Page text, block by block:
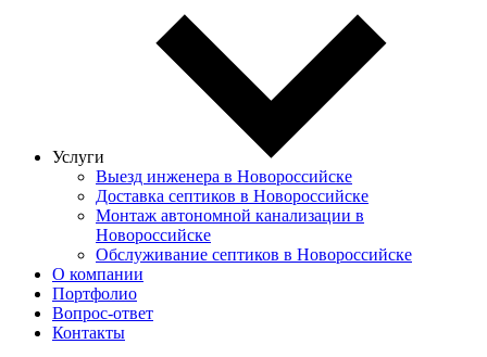
Услуги
Выезд инженера в Новороссийске
Доставка септиков в Новороссийске
Монтаж автономной канализации в
Новороссийске
Обслуживание септиков в Новороссийске
О компании
Портфолио
Вопрос-ответ
Контакты